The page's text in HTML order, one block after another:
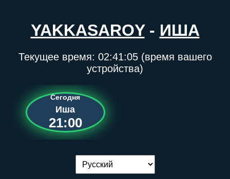
YAKKASAROY- ИША
Текущее время: 02:41:05(время вашего
устройства)
Сегодня
Иша
21:00
Переключение языка: